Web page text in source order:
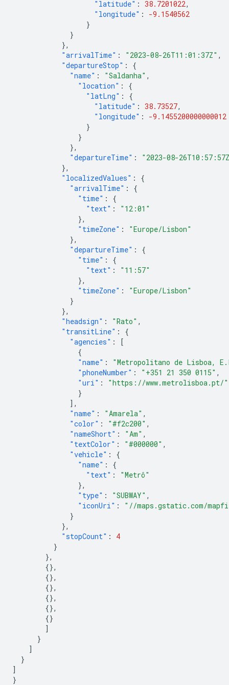
"latitude" : 38.7201022,
"longitude" :
-9.1540562
}
}
},
"arrivalTime" : "2023-08-26T11:01:37Z" ,
"departureStop" :
{
"name" : "Saldanha" ,
"location" :
{
"latLng" :
{
"latitude" : 38.73527,
"longitude" :
-9.1455200000000012
}
}
},
"departureTime" :
"2023-08-
},
"localizedValues" :
{
"arrivalTime" :
{
"time" :
{
"text" :
"12:01"
},
"timeZone" :
"Europe/Lisbon"
},
"departureTime" :
{
"time" :
{
"text" :
"11:57"
},
"timeZone" :
"Europe/Lisbon"
}
},
"headsign" : "Rato" ,
"transitLine" :
{
"agencies" :
[
{
"name" :
"Metropolitano de Lisboa,
"phoneNumber" : "+351 21 350 0115" ,
"uri" :
"https://www.metrolisboa.pt/"
}
],
"name" : "Amarela" ,
"color" : "#f2c200" ,
"nameShort" : "Am" ,
"textColor" : "#000000" ,
"vehicle" :
{
"name" :
{
"text" :
"Metrô"
},
"type" : "SUBWAY" ,
"iconUri" :
"//maps.gstatic.com/
}
},
"stopCount" :
4
}
},
{},
{},
{},
{},
{},
{}
]
}
]
}
]
}